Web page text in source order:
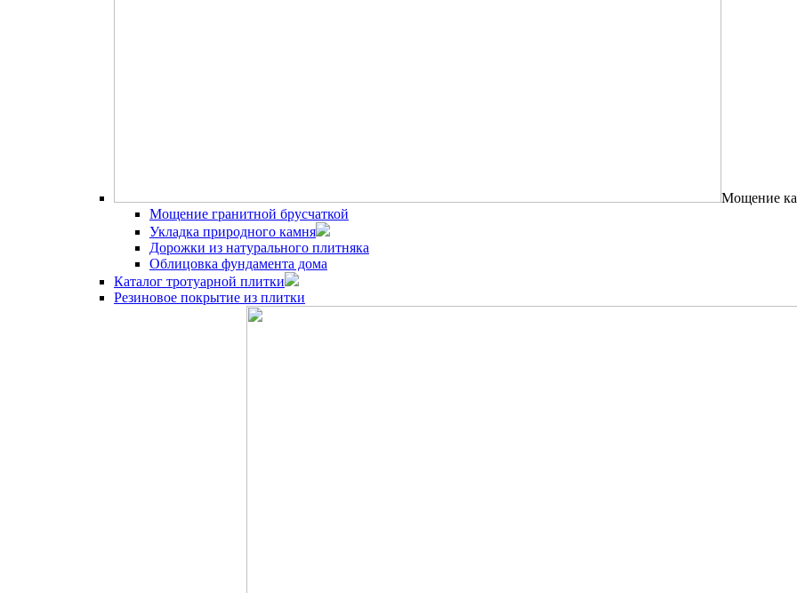
Мощение
Мощение гранитной брусчаткой
Укладка природного камня
Дорожки из натурального плитняка
Облицовка фундамента дома
Каталог тротуарной плитки
Резиновое покрытие из плитки